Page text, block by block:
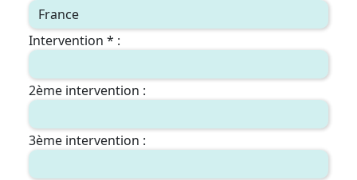
Intervention * :
2ème intervention :
3ème intervention :